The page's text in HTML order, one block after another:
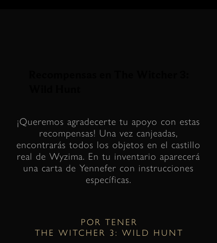
¡Queremos agradecerte tu apoyo con estas
recompensas! Una vez canjeadas,
encontrarás todos los objetos en el castillo
real de Wyzima. En tu inventario aparecerá
una carta de Yennefer con instrucciones
específicas.
POR TENER
THE WITCHER 3: WILD HUNT